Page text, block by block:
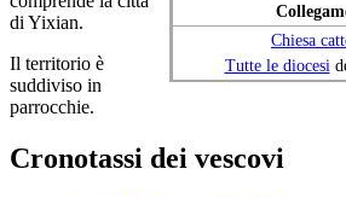
Chiesa
Tutte le diocesi
di Yixian.
Il territorio è
suddiviso in
parrocchie.
Cronotassi dei vescovi